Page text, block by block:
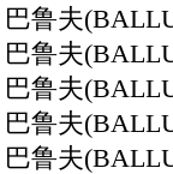
巴鲁夫
巴鲁夫
巴鲁夫
巴鲁夫
巴鲁夫